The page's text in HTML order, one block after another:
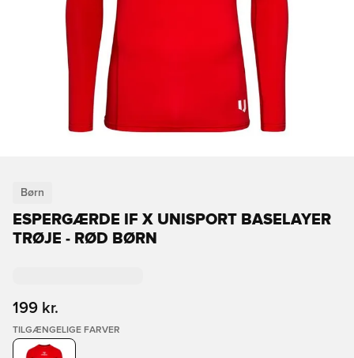
Børn
ESPERGÆRDE IF X UNISPORT BASELAYER
TRØJE - RØD BØRN
199 kr.
TILGÆNGELIGE FARVER